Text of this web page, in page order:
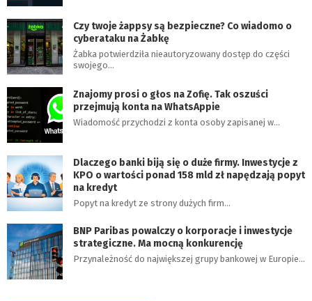
Czy twoje żappsy są bezpieczne? Co wiadomo o
cyberataku na Żabkę
Żabka potwierdziła nieautoryzowany dostęp do części
swojego…
Znajomy prosi o głos na Zofię. Tak oszuści
przejmują konta na WhatsAppie
Wiadomość przychodzi z konta osoby zapisanej w…
Dlaczego banki biją się o duże firmy. Inwestycje z
KPO o wartości ponad 158 mld zł napędzają popyt
na kredyt
Popyt na kredyt ze strony dużych firm…
BNP Paribas powalczy o korporacje i inwestycje
strategiczne. Ma mocną konkurencję
Przynależność do największej grupy bankowej w Europie…